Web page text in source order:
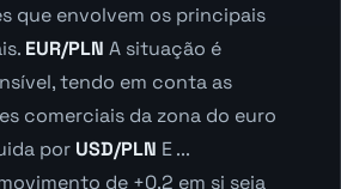
que envolvem os principais
EUR/PLN A situação é
tendo em conta as
comerciais da zona do euro
por USD/PLN E ...
de +0,2 em si seja